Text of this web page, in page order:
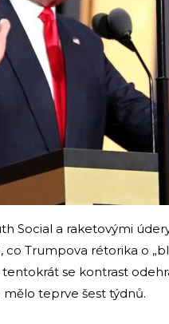
Social a raketovými
Trumpova rétorika o
se kontrast
teprve šest týdnů.